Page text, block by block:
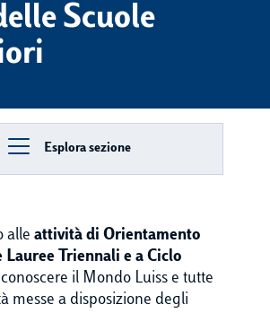
Scuole
Esplora sezione
alle attività di Orientamento
Lauree Triennali e a Ciclo
il Mondo Luiss e tutte
messe a disposizione degli